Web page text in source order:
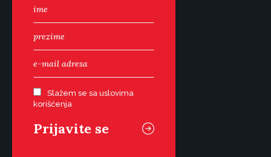
Slažem se sa uslovima
korišćenja